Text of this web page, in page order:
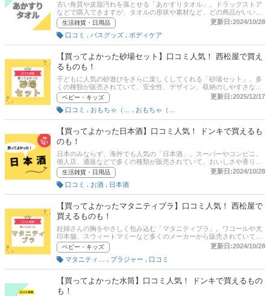
古い角質や皮脂汚れを落とせる「あかすりタオル」。ドラッグストア
などで購入できますが、タオルの形状や素材など、どの商品がいいか
迷うポイントがたくさんあります。この記事では、あかすりタオルを
使っている人がおすすめする「買ってよかった商品」だけを紹介しま
す。 商品の口コミはもちろん、コスパや使いやすさ、肌触りの満足度
といった評価ポイントも聞いてみたので、各項目にも注目して商品選
びの参考にしてください！
生活雑貨・日用品
更新日:2024/10/28
口コミ
バスグッズ ボディケア
【買ってよかった砂場セット】口コミ人気！ 西松屋で買え
るものも！
子どもに人気の砂遊びをさらに楽しくしてくれる「砂場セット」。多
くの種類が販売されていて、安全性、デザイン、収納のしやすさな
ど、どの商品がいいか迷うポイントもたくさんあります。この記事で
は砂場セットを購入したことがある親御さんがおすすめする「買って
よかった商品」だけを紹介します。 商品の口コミはもちろん、片付け
やすさや、持ち運びやすさ、セットの充実度などの評価ポイントも聞
いてみたので、各項目にも注目して商品選びの参考にしてください！
ベビー・キッズ
更新日:2025/12/17
口コミ
【買ってよかった日本酒】口コミ人気！ ドンキで買えるも
のも！
日本のみならず、海外でも人気の「日本酒」。スーパーやコンビニ、
個人店、通販などで多くの種類が販売されていて、おいしさや香り、
風味など、どの商品がいいか迷うポイントがたくさんあります。この
記事では日本酒を愛飲する人がおすすめする「買ってよかった商品」
だけを紹介します。 商品の口コミはもちろん、おいしさや香り、風味
の満足度といった評価ポイントも聞いてみたので、各項目にも注目し
て商品選びの参考にしてください！
生活雑貨・日用品
更新日:2024/10/28
口コミ
お酒 日本酒
【買ってよかったマタニティブラ】口コミ人気！ 西松屋で
買えるものも！
妊婦さんの胸をやさしく包み込む「マタニティブラ」。ワコールや犬
印本舗、スウィートマミーなど多くのメーカーから販売されていて、
肌触りや締め付け感など、どの商品がいいか迷うポイントもたくさん
あります。この記事ではマタニティブラを使っているプレママ・ママ
がおすすめする「買ってよかった商品」だけを紹介します。 商品の口
コミはもちろん、肌へのやさしさや授乳のしやすさ、ホールド力の満
足度などの評価ポイントも聞いてみたので、各項目にも注目して商品
選びの参考にしてください！
ベビー・キッズ
更新日:2024/10/28
ブラジャー 口コミ
【買ってよかった水筒】口コミ人気！ ドンキで買えるもの
も！